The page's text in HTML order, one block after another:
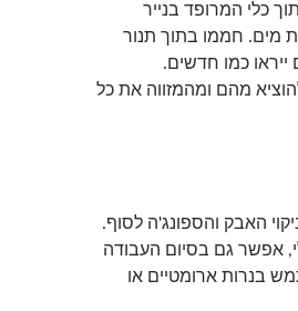
כלי המרופד בנייר
שפכו כף של אבקת סודה ו- 2 כוסות מים. חממו בתוך תנור
מהם ומהמזווה את כל
האבק והספונג'ה לסוף.
אפשר גם בסיום העבודה
בנרות ארומטיים או